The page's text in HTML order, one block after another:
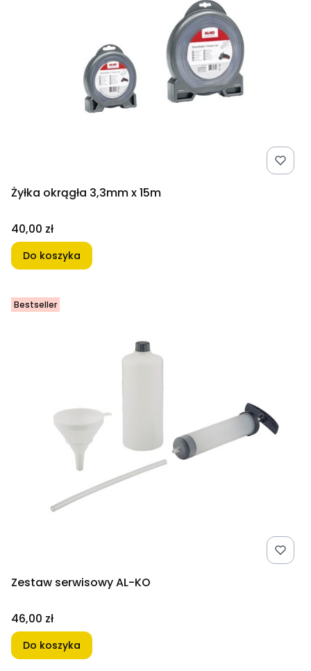
Żyłka okrągła 3,3mm x 15m
Cena
40,00 zł
Do koszyka
Bestseller
Zestaw serwisowy AL-KO
Cena
46,00 zł
Do koszyka